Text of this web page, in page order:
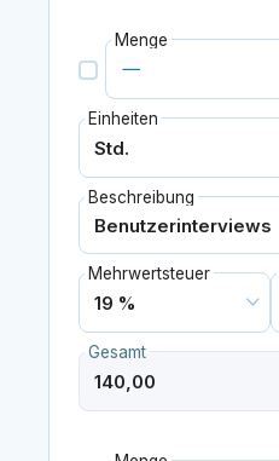
Menge
Einheiten
Beschreibung
Mehrwertsteuer
Gesamt